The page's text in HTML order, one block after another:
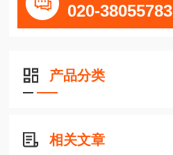
020-38055783
产品分类
相关文章